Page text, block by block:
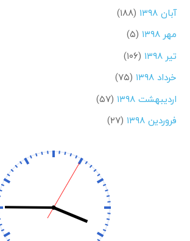
آبان ۱۳۹۸
(۱۸۸)
مهر ۱۳۹۸
(۵)
تیر ۱۳۹۸
(۱۰۶)
خرداد ۱۳۹۸
(۷۵)
اردیبهشت ۱۳۹۸
(۵۷)
فروردین ۱۳۹۸
(۲۷)